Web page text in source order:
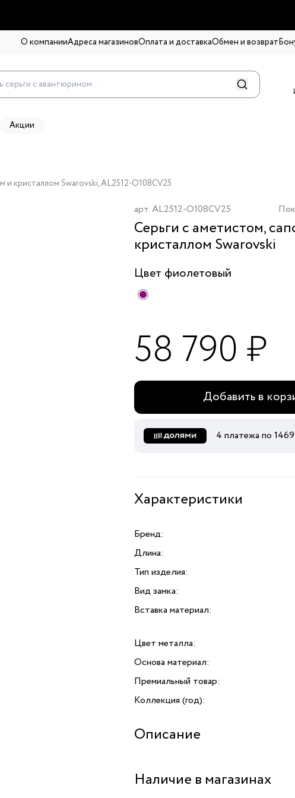
О компанииАдреса магазиновОплата и доставкаОбмен и возврат
Акции
кристаллом Swarovski, AL2512-O108CV25
арт.AL2512-O108CV25
Серьги с аметистом,
кристаллом Swarovski
Цвет фиолетовый
58 790 ₽
Добавить в
4 платежа по
Характеристики
Бренд:
Длина:
Тип изделия:
Вид замка:
Вставка материал:
Цвет металла:
Основа материал:
Премиальный товар:
Коллекция (год):
Описание
от итальянского бренда Alcozer&J.
Наличие в магазинах